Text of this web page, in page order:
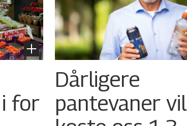
for
Dårligere
pantevaner vil